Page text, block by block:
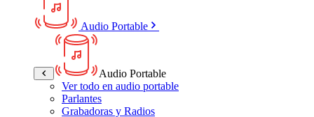
Audio Portable
Audio Portable
Ver todo en audio portable
Parlantes
Grabadoras y Radios